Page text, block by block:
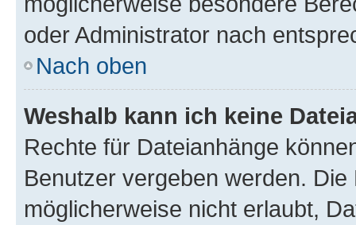
oder Administrator nach
Nach oben
Weshalb kann ich keine
Rechte für Dateianhänge
Benutzer vergeben werden.
möglicherweise nicht erlaubt,